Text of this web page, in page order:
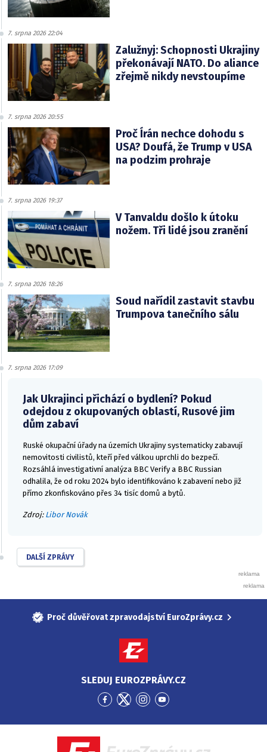
7. srpna 2026 22:04
Zalužnyj: Schopnosti Ukrajiny
překonávají NATO. Do aliance
zřejmě nikdy nevstoupíme
7. srpna 2026 20:55
Proč Írán nechce dohodu s
USA? Doufá, že Trump v USA
na podzim prohraje
7. srpna 2026 19:37
V Tanvaldu došlo k útoku
nožem. Tři lidé jsou zranění
7. srpna 2026 18:26
Soud nařídil zastavit stavbu
Trumpova tanečního sálu
7. srpna 2026 17:09
Jak Ukrajinci přichází o bydlení? Pokud
odejdou z okupovaných oblastí, Rusové jim
dům zabaví
Ruské okupační úřady na územích Ukrajiny systematicky zabavují
nemovitosti civilistů, kteří před válkou uprchli do bezpečí.
Rozsáhlá investigativní analýza BBC Verify a BBC Russian
odhalila, že od roku 2024 bylo identifikováno k zabavení nebo již
přímo zkonfiskováno přes 34 tisíc domů a bytů.
Zdroj: Libor Novák
DALŠÍ ZPRÁVY
Proč důvěřovat zpravodajství EuroZprávy.cz
SLEDUJ EUROZPRÁVY.CZ
Přejít
Facebook
Přejít
Twitter
Přejít
Instagram
Přejít
YouTube